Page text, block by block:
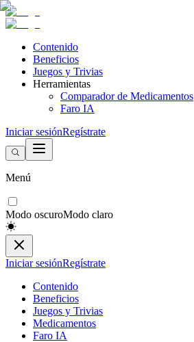
Contenido
Beneficios
Juegos y Trivias
Herramientas
Comparador de Medicamentos
Faro IA
Iniciar sesiónRegístrate
Menú
Modo oscuroModo claro
Iniciar sesiónRegístrate
Contenido
Beneficios
Juegos y Trivias
Medicamentos
Faro IA